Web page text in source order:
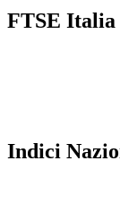
FTSE Italia
Indici